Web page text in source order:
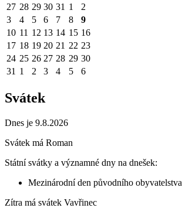
27 28 29 30 31 1
2
3
4 5 6 7 8
9
10 11 12 13 14 15 16
17 18 19 20 21 22 23
24 25 26 27 28 29 30
31 1 2 3 4 5 6
Svátek
Dnes je 9.8.2026
Svátek má Roman
Státní svátky a významné dny na dnešek:
Mezinárodní den původního obyvatelstva
Zítra má svátek Vavřinec